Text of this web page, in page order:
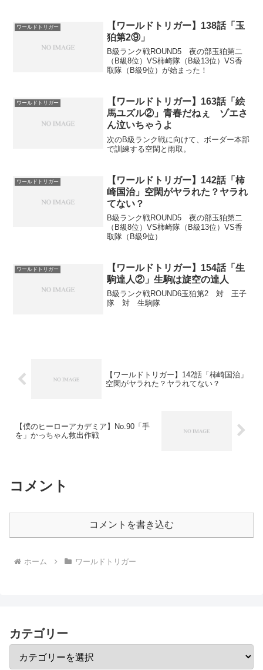
ワールドトリガー
【ワールドトリガー】138話「玉
狛第2⑨」
B級ランク戦ROUND5 夜の部玉狛第二
（B級8位）VS柿崎隊（B級13位）VS香
取隊（B級9位）が始まった！
ワールドトリガー
【ワールドトリガー】163話「絵
馬ユズル②」青春だねぇ ゾエさ
ん泣いちゃうよ
次のB級ランク戦に向けて、ボーダー本部
で訓練する空閑と雨取。
ワールドトリガー
【ワールドトリガー】142話「柿
崎国治」空閑がヤラれた？ヤラれ
てない？
B級ランク戦ROUND5 夜の部玉狛第二
（B級8位）VS柿崎隊（B級13位）VS香
取隊（B級9位）
ワールドトリガー
【ワールドトリガー】154話「生
駒達人②」生駒は旋空の達人
B級ランク戦ROUND6玉狛第2 対 王子
隊 対 生駒隊
【ワールドトリガー】142話「柿崎国治」
空閑がヤラれた？ヤラれてない？
【僕のヒーローアカデミア】No.90「手
を」かっちゃん救出作戦
コメント
コメントを書き込む
ホーム ワールドトリガー
カテゴリー